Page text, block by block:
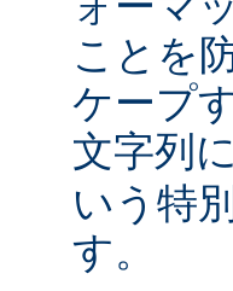
ことを
ケープ
文字列
いう特
す。